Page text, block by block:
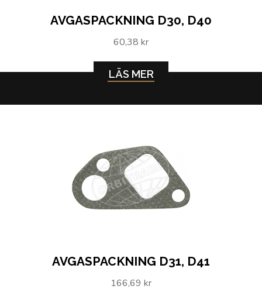
AVGASPACKNING D30, D40
60,38 kr
LÄS MER
AVGASPACKNING D31, D41
166,69 kr